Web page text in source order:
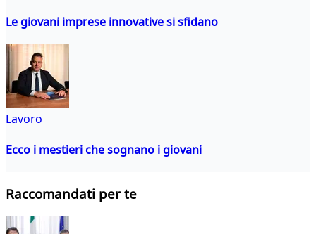
Le giovani imprese innovative si sfidano
Lavoro
Ecco i mestieri che sognano i giovani
Raccomandati per te